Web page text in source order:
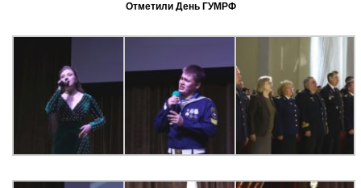
Отметили День ГУМРФ